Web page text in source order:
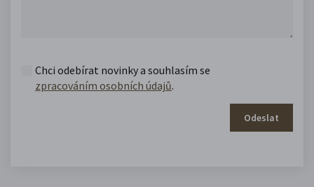
Chci odebírat novinky a souhlasím se
zpracováním osobních údajů.
Odeslat